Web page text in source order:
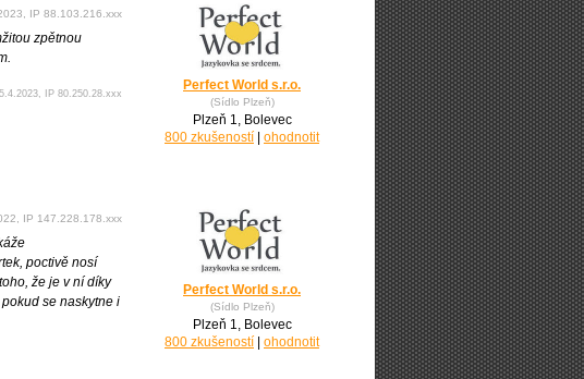
IP 88.103.216.xxx
zpětnou
5.4.2023, IP 80.250.28.xxx
Perfect World s.r.o.
(Sídlo Plzeň)
Plzeň 1, Bolevec
800 zkušeností
ohodnotit
IP 147.228.178.xxx
poctivě nosí
že je v ní díky
se naskytne i
Perfect World s.r.o.
(Sídlo Plzeň)
Plzeň 1, Bolevec
800 zkušeností
ohodnotit